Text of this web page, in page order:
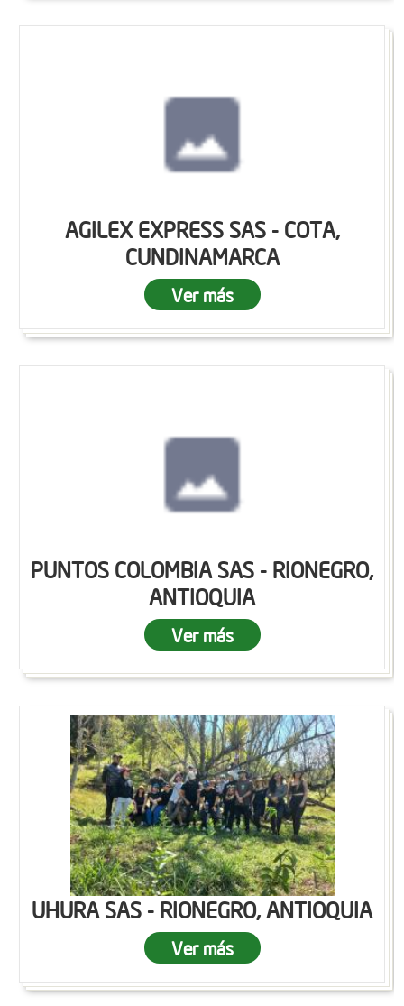
AGILEX EXPRESS SAS - COTA,
CUNDINAMARCA
Ver más
PUNTOS COLOMBIA SAS - RIONEGRO,
ANTIOQUIA
Ver más
UHURA SAS - RIONEGRO, ANTIOQUIA
Ver más